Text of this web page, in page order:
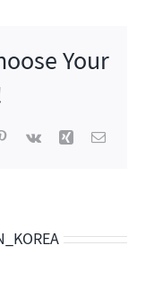
Your
Pinterest
Vk Xing 이